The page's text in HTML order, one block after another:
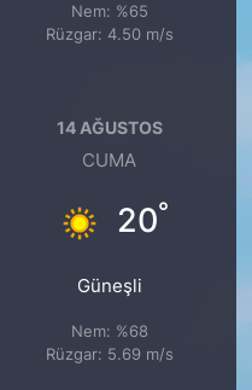
Nem: %65
Rüzgar: 4.50 m/s
14 AĞUSTOS
CUMA
20°
Güneşli
Nem: %68
Rüzgar: 5.69 m/s